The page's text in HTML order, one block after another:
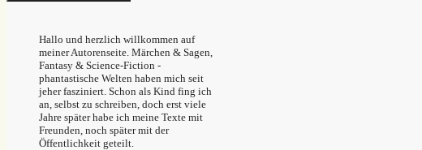
Hallo und herzlich willkommen auf
meiner Autorenseite. Märchen & Sagen,
Fantasy & Science-Fiction -
phantastische Welten haben mich seit
jeher fasziniert. Schon als Kind fing ich
an, selbst zu schreiben, doch erst viele
Jahre später habe ich meine Texte mit
Freunden, noch später mit der
Öffentlichkeit geteilt.